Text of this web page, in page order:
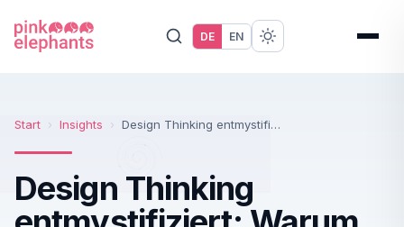
DE EN
Start › Insights › Design Thinking entmystifiziert: Warum Post-its keine Innovation schaffen
Design Thinking